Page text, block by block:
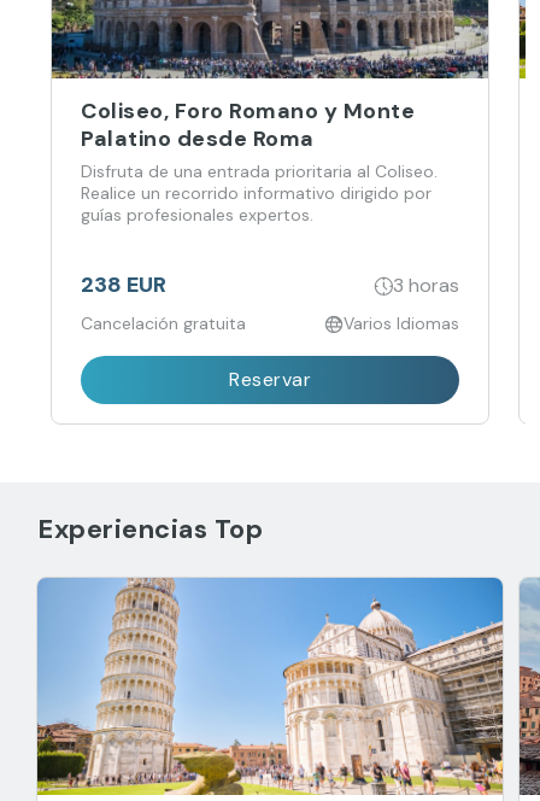
más famosas.
Coliseo, Foro Romano y Monte
Palatino desde Roma
Disfruta de una entrada prioritaria al Coliseo.
Realice un recorrido informativo dirigido por
guías profesionales expertos.
238 EUR 3 horas
Cancelación gratuita Varios Idiomas
Reservar
Experiencias Top